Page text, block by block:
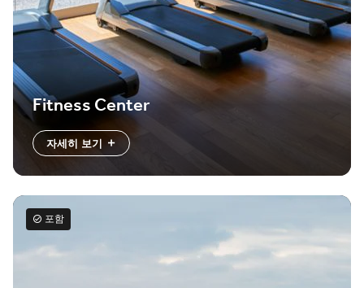
Fitness Center
자세히 보기
포함